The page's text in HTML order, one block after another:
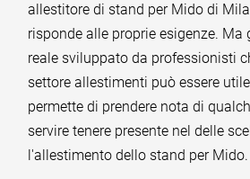
allestitore di stand per Mido di
risponde alle proprie esigenze. Ma
reale sviluppato da professionisti
settore allestimenti può essere
permette di prendere nota di
servire tenere presente nel delle
l'allestimento dello stand per Mido.